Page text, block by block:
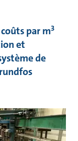
par m3
et
de